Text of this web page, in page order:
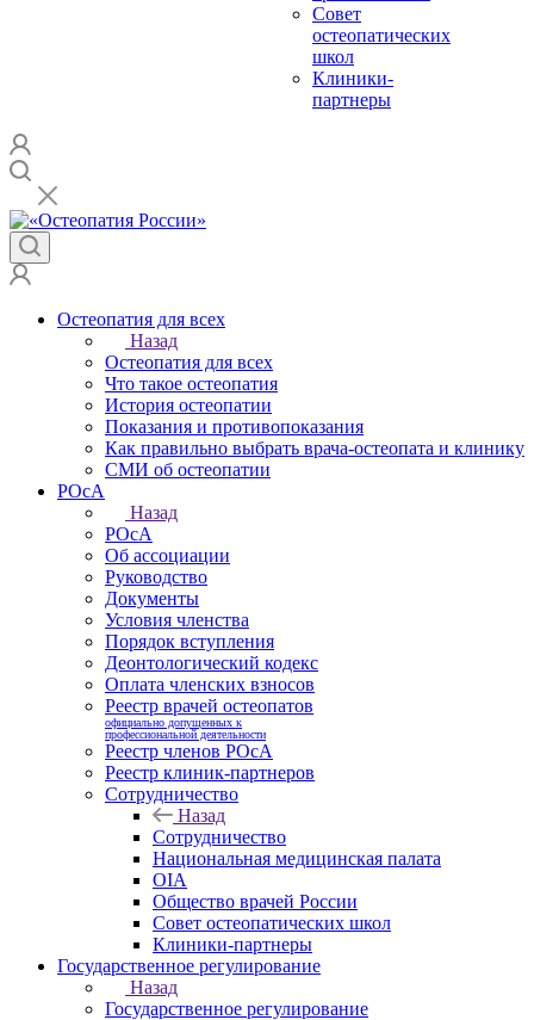
Совет
остеопатических
школ
Клиники-
партнеры
Остеопатия для всех
Назад
Остеопатия для всех
Что такое остеопатия
История остеопатии
Показания и противопоказания
Как правильно выбрать врача-остеопата и клинику
СМИ об остеопатии
РОсА
Назад
РОсА
Об ассоциации
Руководство
Документы
Условия членства
Порядок вступления
Деонтологический кодекс
Оплата членских взносов
Реестр врачей остеопатов
официально допущенных к
профессиональной деятельности
Реестр членов РОсА
Реестр клиник-партнеров
Сотрудничество
Назад
Сотрудничество
Национальная медицинская палата
OIA
Общество врачей России
Совет остеопатических школ
Клиники-партнеры
Государственное регулирование
Назад
Государственное регулирование